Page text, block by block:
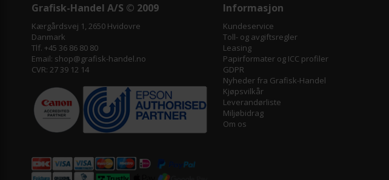
Grafisk-Handel A/S © 2009
Kærgårdsvej 1, 2650 Hvidovre
Danmark
Tlf. +45 36 86 80 80
Email: shop@grafisk-handel.no
CVR: 27 39 12 14
Informasjon
Kundeservice
Toll- og avgiftsregler
Leasing
Papirformater og ICC profiler
GDPR
Nyheder fra Grafisk-Handel
Kjøpsvilkår
Leverandørliste
Miljøbidrag
Om os